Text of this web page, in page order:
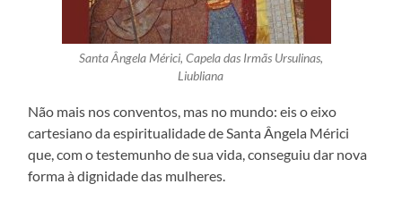
Santa Ângela Mérici, Capela das Irmãs Ursulinas,
Liubliana
Não mais nos conventos, mas no mundo: eis o eixo
cartesiano da espiritualidade de Santa Ângela Mérici
que, com o testemunho de sua vida, conseguiu dar nova
forma à dignidade das mulheres.